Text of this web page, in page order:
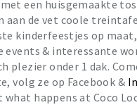
een huisgemaakte
aan de vet coole
kinderfeestjes op
events & interessante
plezier onder 1 dak.
volg ze op Facebook &
what happens at Coco